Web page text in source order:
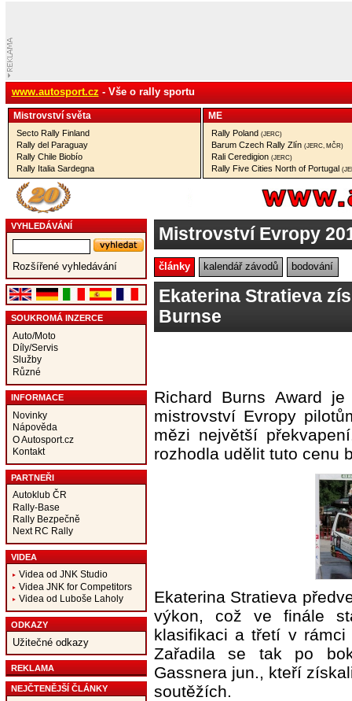
www.autosport.cz - Vše o rally sportu
Mistrovství­ světa
Secto Rally Finland
Rally del Paraguay
Rally Chile Biobío
Rally Italia Sardegna
ME
Rally Poland (JERC)
Barum Czech Rally Zlín (JERC, MČR)
Rali Ceredigion (JERC)
Rally Five Cities North of Portugal
VYHLEDÁVÁNÍ
Rozšířené vyhledávání
SOUKROMÁ INZERCE
Auto/Moto
Díly/Servis
Služby
Různé
INFORMACE
Novinky
Nápověda
O Autosport.cz
Kontakt
PARTNEŘI
Autoklub ČR
Rally-Base
Rally Bezpečně
Next RC Rally
VIDEA
Videa od JNK Studio
Videa JNK for Competitors
Videa od Luboše Laholy
ODKAZY
Užitečné odkazy
REKLAMA
NEJČTENĚJŠÍ ČLÁNKY
Mistrovství Evropy
články kalendář závodů bodování
Ekaterina Stratieva
Burnse
Richard Burns Award
mistrovství Evropy
mězi největší
rozhodla udělit tuto cenu
Ekaterina Stratieva
výkon, což ve finále
klasifikaci a třetí v rámci
Zařadila se tak po
Gassnera jun., kteří
soutěžích.